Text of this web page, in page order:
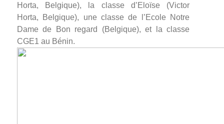
Horta, Belgique), la classe d’Eloïse (Victor
Horta, Belgique), une classe de l’Ecole Notre
Dame de Bon regard (Belgique), et la classe
CGE1 au Bénin.